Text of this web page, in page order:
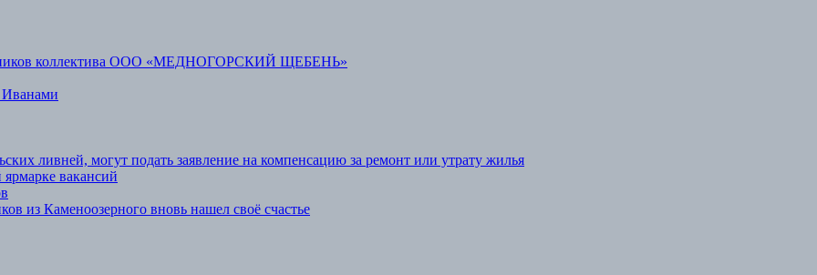
коллектива ООО «МЕДНОГОРСКИЙ ЩЕБЕНЬ»
ливней, могут подать заявление на компенсацию за ремонт или утрату жилья
вакансий
из Каменоозерного вновь нашел своё счастье